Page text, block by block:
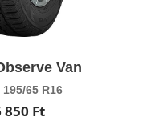
Van
195/65 R16
850 Ft